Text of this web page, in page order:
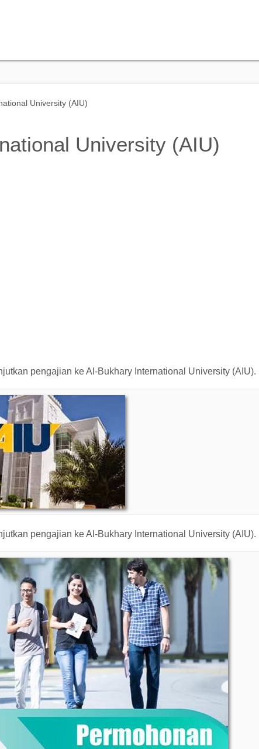
University (AIU)
University (AIU)
pengajian ke Al-Bukhary International University (AIU).
pengajian ke Al-Bukhary International University (AIU).